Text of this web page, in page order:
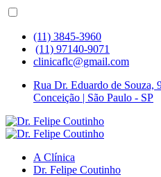
(11) 3845-3960
(11) 97140-9071
clinicaflc@gmail.com
Rua Dr. Eduardo de Souza,
Conceição | São Paulo - SP
A Clínica
Dr. Felipe Coutinho